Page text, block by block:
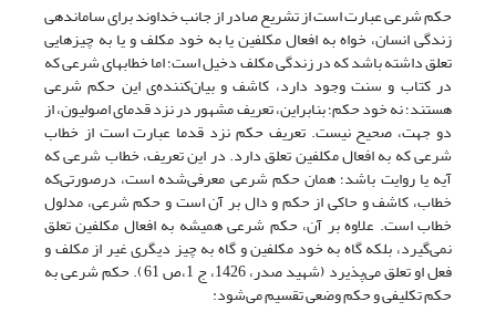
حکم شرعی عبارت است از تشریع صادر از جانب خداوند برای ساماندهی
زندگی انسان، خواه به افعال مکلفین یا به خود مکلف و یا به چیزهایی
تعلق داشته باشد که در زندگی مکلف دخیل است؛ اما خطاب­های شرعی که
در کتاب و سنت وجود دارد، کاشف و بیان‌کننده‌ی این حکم شرعی
هستند؛ نه خود حکم؛ بنابراین، تعریف مشهور در نزد قدمای اصولیون، از
دو جهت، صحیح نیست. تعریف حکم نزد قدما عبارت است از خطاب
شرعی که به افعال مکلفین تعلق دارد. در این تعریف، خطاب شرعی که
آیه یا روایت باشد؛ همان حکم شرعی معرفی‌شده است، درصورتی‌که
خطاب، کاشف و حاکی از حکم و دال بر آن است و حکم شرعی، مدلول
خطاب است. علاوه بر آن، حکم شرعی همیشه به افعال مکلفین تعلق
نمی‌گیرد، بلکه گاه به خود مکلفین و گاه به چیز دیگری غیر از مکلف و
فعل او تعلق می‌پذیرد (شهید صدر، 1426، ج 1،ص 61). حکم شرعی به
حکم تکلیفی و حکم وضعی تقسیم می‌شود: